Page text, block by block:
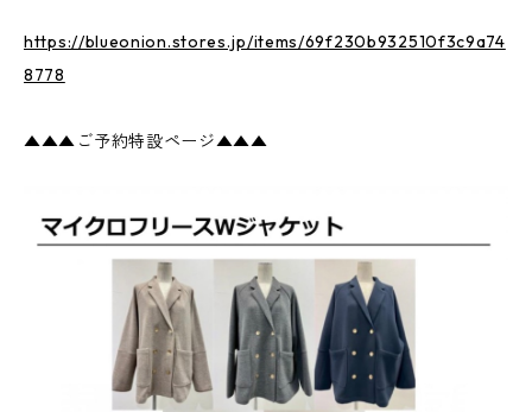
https://blueonion.stores.jp/items/69f230b932510f3c9a74
8778
▲▲▲ご予約特設ページ▲▲▲